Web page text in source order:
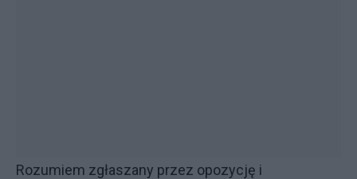
Rozumiem zgłaszany przez opozycję i